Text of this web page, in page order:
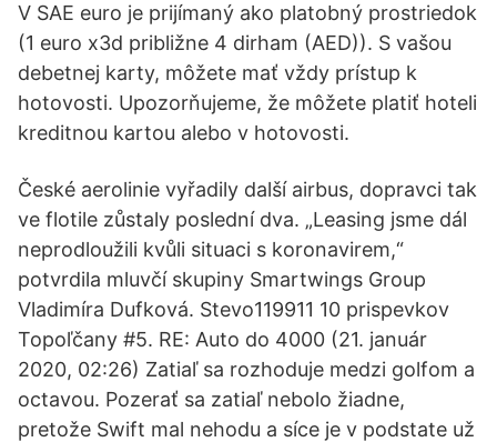
V SAE euro je prijímaný ako platobný prostriedok
(1 euro x3d približne 4 dirham (AED)). S vašou
debetnej karty, môžete mať vždy prístup k
hotovosti. Upozorňujeme, že môžete platiť hoteli
kreditnou kartou alebo v hotovosti.
České aerolinie vyřadily další airbus, dopravci tak
ve flotile zůstaly poslední dva. „Leasing jsme dál
neprodloužili kvůli situaci s koronavirem,“
potvrdila mluvčí skupiny Smartwings Group
Vladimíra Dufková. Stevo119911 10 prispevkov
Topoľčany #5. RE: Auto do 4000 (21. január
2020, 02:26) Zatiaľ sa rozhoduje medzi golfom a
octavou. Pozerať sa zatiaľ nebolo žiadne,
pretože Swift mal nehodu a síce je v podstate už